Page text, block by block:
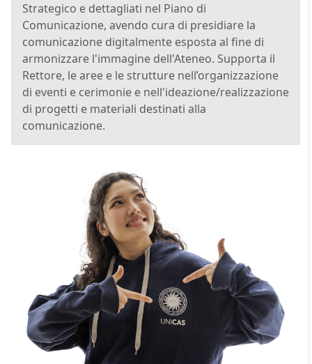
Strategico e dettagliati nel Piano di
Comunicazione, avendo cura di presidiare la
comunicazione digitalmente esposta al fine di
armonizzare l'immagine dell'Ateneo. Supporta il
Rettore, le aree e le strutture nell’organizzazione
di eventi e cerimonie e nell'ideazione/realizzazione
di progetti e materiali destinati alla
comunicazione.